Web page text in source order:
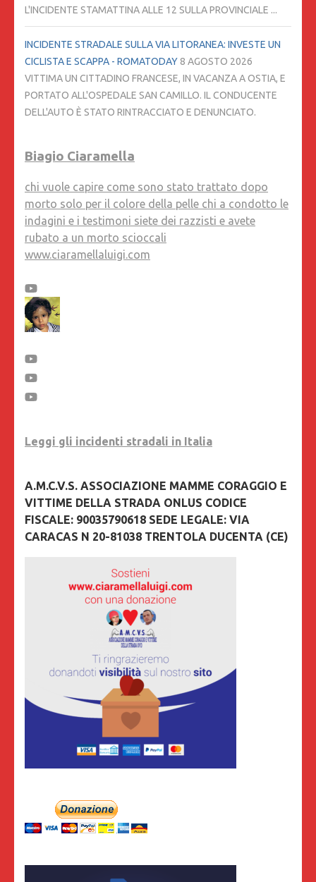
L'INCIDENTE STAMATTINA ALLE 12 SULLA PROVINCIALE ...
INCIDENTE STRADALE SULLA VIA LITORANEA: INVESTE UN
CICLISTA E SCAPPA - ROMATODAY8 AGOSTO 2026
VITTIMA UN CITTADINO FRANCESE, IN VACANZA A OSTIA, E
PORTATO ALL'OSPEDALE SAN CAMILLO. IL CONDUCENTE
DELL'AUTO È STATO RINTRACCIATO E DENUNCIATO.
Biagio Ciaramella
chi vuole capire come sono stato trattato dopo
morto solo per il colore della pelle chi a condotto le
indagini e i testimoni siete dei razzisti e avete
rubato a un morto scioccali
www.ciaramellaluigi.com
Leggi gli incidenti stradali in Italia
A.M.C.V.S. ASSOCIAZIONE MAMME CORAGGIO E
VITTIME DELLA STRADA ONLUS CODICE
FISCALE: 90035790618 SEDE LEGALE: VIA
CARACAS N 20-81038 TRENTOLA DUCENTA (CE)